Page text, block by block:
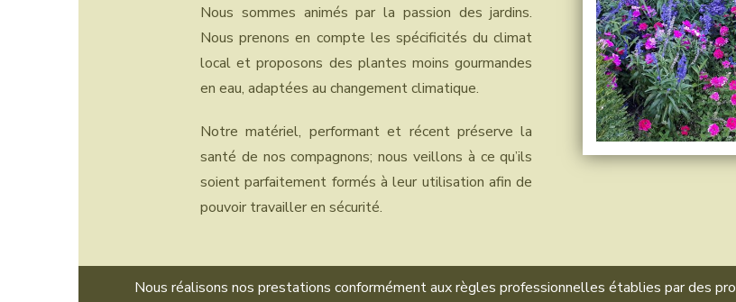
Nous sommes animés par la passion des jardins.
Nous prenons en compte les spécificités du climat
local et proposons des plantes moins gourmandes
en eau, adaptées au changement climatique.
Notre matériel, performant et récent préserve la
santé de nos compagnons; nous veillons à ce qu’ils
soient parfaitement formés à leur utilisation afin de
pouvoir travailler en sécurité.
Nous réalisons nos prestations conformément aux règles professionnelles établies par des